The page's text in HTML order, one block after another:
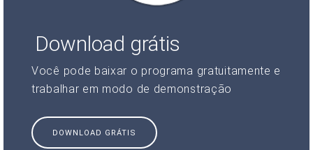
Download grátis
Você pode baixar o programa gratuitamente e
trabalhar em modo de demonstração
DOWNLOAD GRÁTIS